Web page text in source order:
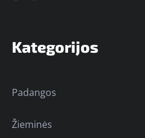
Kategorijos
Padangos
Žieminės